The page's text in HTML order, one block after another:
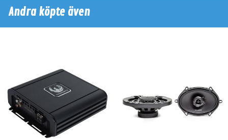
Andra köpte även